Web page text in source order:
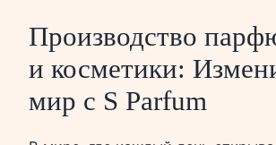
Производство
и косметики:
мир с S Parfum